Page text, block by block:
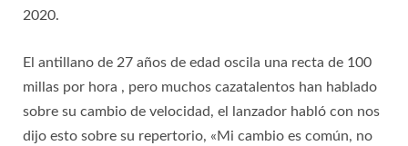
2020.
El antillano de 27 años de edad oscila una recta de 100
millas por hora , pero muchos cazatalentos han hablado
sobre su cambio de velocidad, el lanzador habló con nos
dijo esto sobre su repertorio, «Mi cambio es común, no